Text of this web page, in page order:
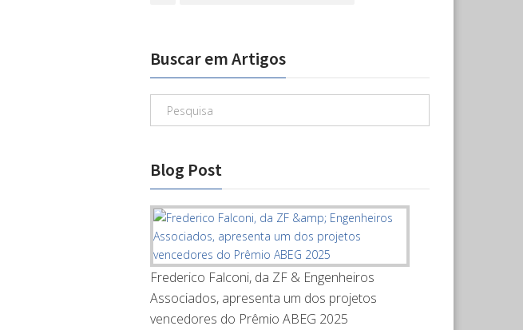
Buscar em Artigos
Blog Post
Frederico Falconi, da ZF & Engenheiros
Associados, apresenta um dos projetos
vencedores do Prêmio ABEG 2025